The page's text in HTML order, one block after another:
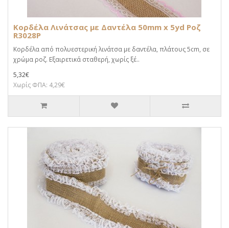
Κορδέλα Λινάτσας με Δαντέλα 50mm x 5yd Ροζ
R3028P
Κορδέλα από πολυεστερική λινάτσα με δαντέλα, πλάτους 5cm, σε
χρώμα ροζ. Εξαιρετικά σταθερή, χωρίς ξέ..
5,32€
Χωρίς ΦΠΑ: 4,29€